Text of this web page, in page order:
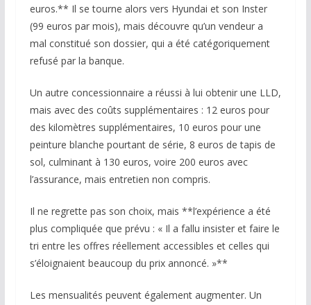
euros.** Il se tourne alors vers Hyundai et son Inster
(99 euros par mois), mais découvre qu’un vendeur a
mal constitué son dossier, qui a été catégoriquement
refusé par la banque.
Un autre concessionnaire a réussi à lui obtenir une LLD,
mais avec des coûts supplémentaires : 12 euros pour
des kilomètres supplémentaires, 10 euros pour une
peinture blanche pourtant de série, 8 euros de tapis de
sol, culminant à 130 euros, voire 200 euros avec
l’assurance, mais entretien non compris.
Il ne regrette pas son choix, mais **l’expérience a été
plus compliquée que prévu : « Il a fallu insister et faire le
tri entre les offres réellement accessibles et celles qui
s’éloignaient beaucoup du prix annoncé. »**
Les mensualités peuvent également augmenter. Un